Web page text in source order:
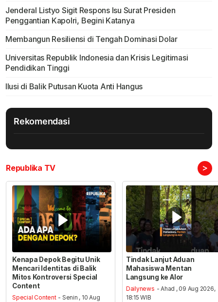
Jenderal Listyo Sigit Respons Isu Surat Presiden
Penggantian Kapolri, Begini Katanya
Membangun Resiliensi di Tengah Dominasi Dolar
Universitas Republik Indonesia dan Krisis Legitimasi
Pendidikan Tinggi
Ilusi di Balik Putusan Kuota Anti Hangus
Rekomendasi
Republika TV >
Kenapa Depok Begitu Unik
Mencari Identitas di Balik
Mitos Kontroversi Special
Content
Special Content - Senin , 10 Aug
Tindak Lanjut Aduan
Mahasiswa Mentan
Langsung ke Alor
Dailynews - Ahad , 09 Aug 2026,
18:15 WIB